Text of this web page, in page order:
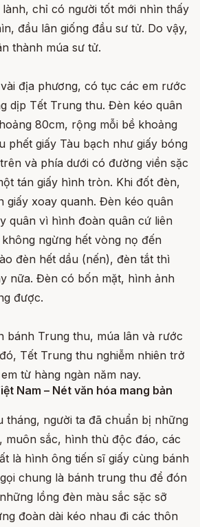
chỉ có người tốt mới nhìn thấy
đầu lân giống đầu sư tử. Do vậy,
thành múa sư tử.
địa phương, có tục các em rước
dịp Tết Trung thu. Đèn kéo quân
80cm, rộng mỗi bề khoảng
phết giấy Tàu bạch như giấy bóng
và phía dưới có đường viền sặc
tán giấy hình tròn. Khi đốt đèn,
giấy xoay quanh. Đèn kéo quân
quân vì hình đoàn quân cứ liên
ngừng hết vòng nọ đến
đèn hết dầu (nến), đèn tắt thì
nữa. Đèn có bốn mặt, hình ảnh
được.
bánh Trung thu, múa lân và rước
Tết Trung thu nghiễm nhiên trở
từ hàng ngàn năm nay.
Nam – Nét văn hóa mang bản
tháng, người ta đã chuẩn bị những
muôn sắc, hình thù độc đáo, các
là hình ông tiến sĩ giấy cùng bánh
chung là bánh trung thu để đón
lồng đèn màu sắc sặc sỡ
đoàn dài kéo nhau đi các thôn